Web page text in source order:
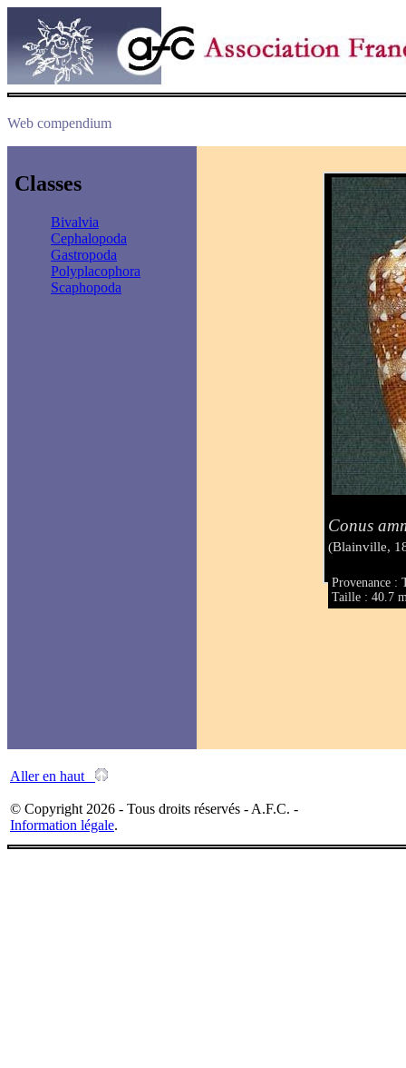
Web compendium
Classes
Bivalvia
Cephalopoda
Gastropoda
Polyplacophora
Scaphopoda
Conus
(Blainville,
Provenance :
Taille : 40.7
Aller en haut
© Copyright 2026 - Tous droits réservés - A.F.C. -
Information légale.